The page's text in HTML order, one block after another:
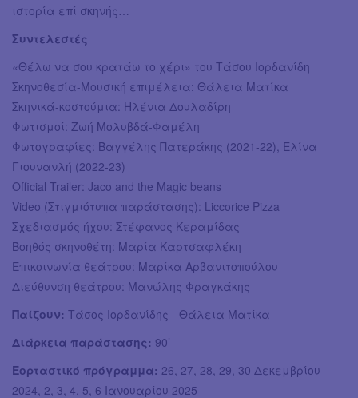
ιστορία επί σκηνής…
Συντελεστές
«Θέλω να σου κρατάω το χέρι» του Τάσου Ιορδανίδη
Σκηνοθεσία-Μουσική επιμέλεια: Θάλεια Ματίκα
Σκηνικά-κοστούμια: Ηλένια Δουλαδίρη
Φωτισμοί: Ζωή Μολυβδά-Φαμέλη
Φωτογραφίες: Βαγγέλης Πατεράκης (2021-22), Ελίνα
Γιουνανλή (2022-23)
Official Trailer: Jaco and the Magic beans
Video (Στιγμιότυπα παράστασης): Liccorice Pizza
Σχεδιασμός ήχου: Στέφανος Κεραμίδας
Βοηθός σκηνοθέτη: Μαρία Καρτσαφλέκη
Επικοινωνία θεάτρου: Μαρίκα Αρβανιτοπούλου
Διεύθυνση θεάτρου: Μανώλης Φραγκάκης
Παίζουν: Τάσος Ιορδανίδης - Θάλεια Ματίκα
Διάρκεια παράστασης: 90’
Εορταστικό πρόγραμμα: 26, 27, 28, 29, 30 Δεκεμβρίου
2024, 2, 3, 4, 5, 6 Ιανουαρίου 2025